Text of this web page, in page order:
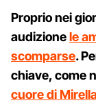
Proprio nei
audizionele
scomparse.
chiave, come
cuore di